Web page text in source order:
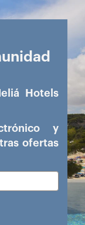
Hotels
y
ofertas